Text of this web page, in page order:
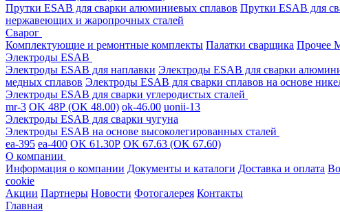
Прутки ESAB для сварки алюминиевых сплавов Прутки ESAB для
нержавеющих и жаропрочных сталей
Сварог
Комплектующие и ремонтные комплекты Палатки сварщика Прочее
Электроды ESAB
Электроды ESAB для наплавки Электроды ESAB для сварки
медных сплавов Электроды ESAB для сварки сплавов на основе
Электроды ESAB для сварки углеродистых сталей
mr-3 OK 48Р (OK 48.00) ok-46.00 uonii-13
Электроды ESAB для сварки чугуна
Электроды ESAB на основе высоколегированных сталей
ea-395 ea-400 OK 61.30Р OK 67.63 (OK 67.60)
О компании
Информация о компании Документы и каталоги Доставка и оплата
cookie
Акции Партнеры Новости Фотогалерея Контакты
Главная